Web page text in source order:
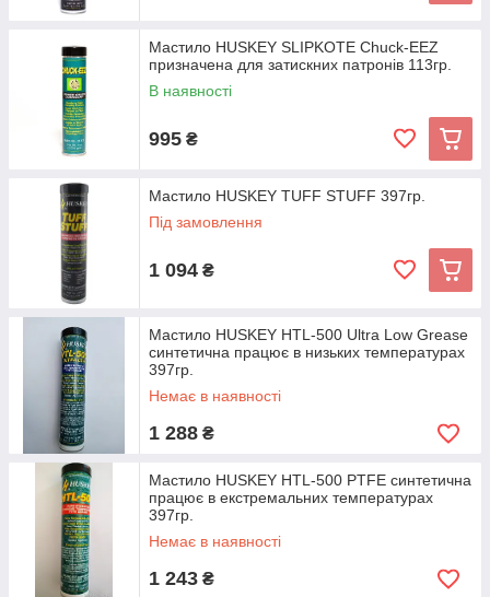
Мастило HUSKEY SLIPKOTE Chuck-EEZ
призначена для затискних патронів 113гр.
В наявності
995 ₴
Мастило HUSKEY TUFF STUFF 397гр.
Під замовлення
1 094 ₴
Мастило HUSKEY HTL-500 Ultra Low Grease
синтетична працює в низьких температурах
397гр.
Немає в наявності
1 288 ₴
Мастило HUSKEY HTL-500 PTFE синтетична
працює в екстремальних температурах
397гр.
Немає в наявності
1 243 ₴